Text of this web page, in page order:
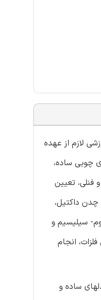
آموزشی لازم از عهده
چوبی ساده،
تعیین
داکتیل،
سیلیسیم و
انجام
مدلهای ساده و